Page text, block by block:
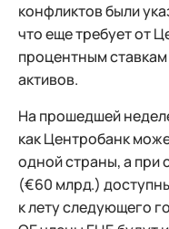
конфликтов были
что еще требует от
процентным
активов.
На прошедшей
как Центробанк
одной страны, а при
(€60 млрд.)
к лету следующего